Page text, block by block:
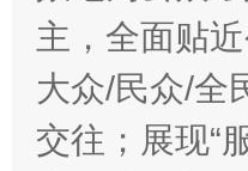
主，全面贴
大众/民众/全
交往；展现“